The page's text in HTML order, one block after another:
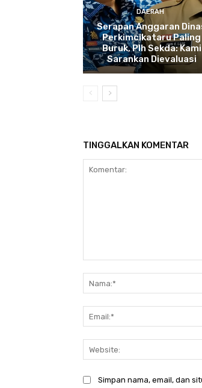
DAERAH
Serapan Anggaran
Perkimcikataru Paling
Buruk, Plh Sekda: Kami
Sarankan Dievaluasi
TINGGALKAN KOMENTAR
Simpan nama, email, dan